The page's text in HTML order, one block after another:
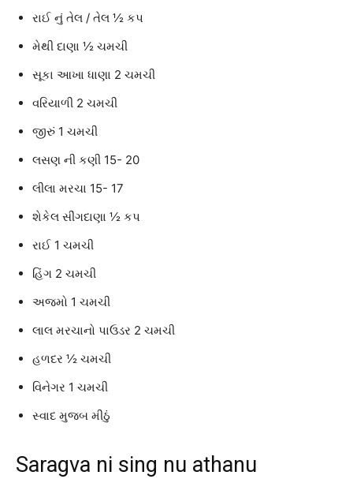
રાઈ નું તેલ / તેલ ½ કપ
મેથી દાણા ½ ચમચી
સૂકા આખા ધાણા 2 ચમચી
વરિયાળી 2 ચમચી
જીરું 1 ચમચી
લસણ ની કણી 15- 20
લીલા મરચા 15- 17
શેકેલ સીંગદાણા ½ કપ
રાઈ 1 ચમચી
હિંગ 2 ચમચી
અજમો 1 ચમચી
લાલ મરચાનો પાઉડર 2 ચમચી
હળદર ½ ચમચી
વિનેગર 1 ચમચી
સ્વાદ મુજબ મીઠું
Saragva ni sing nu athanu